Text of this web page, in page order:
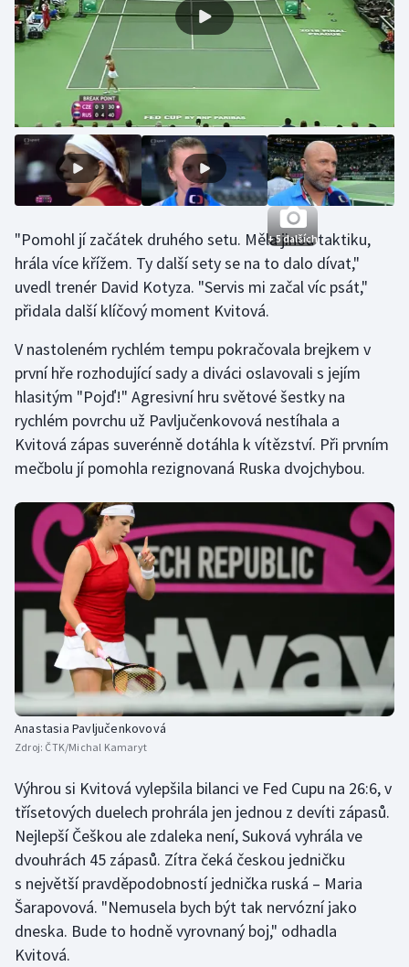
Rychlostní kanoistika
Short track
Sportovní střelba
Stolní tenis
Triatlon
Veslování
Vodní slalom
Ostatní
+ 5 dalších
"Pomohl jí začátek druhého setu. Měla jinou taktiku,
hrála více křížem. Ty další sety se na to dalo dívat,"
uvedl trenér David Kotyza. "Servis mi začal víc psát,"
přidala další klíčový moment Kvitová.
V nastoleném rychlém tempu pokračovala brejkem v
první hře rozhodující sady a diváci oslavovali s jejím
hlasitým "Pojď!" Agresivní hru světové šestky na
rychlém povrchu už Pavljučenkovová nestíhala a
Kvitová zápas suverénně dotáhla k vítězství. Při prvním
mečbolu jí pomohla rezignovaná Ruska dvojchybou.
Anastasia Pavljučenkovová
Zdroj: ČTK/Michal Kamaryt
Výhrou si Kvitová vylepšila bilanci ve Fed Cupu na 26:6, v
třísetových duelech prohrála jen jednou z devíti zápasů.
Nejlepší Češkou ale zdaleka není, Suková vyhrála ve
dvouhrách 45 zápasů. Zítra čeká českou jedničku
s největší pravděpodobností jednička ruská – Maria
Šarapovová. "Nemusela bych být tak nervózní jako
dneska. Bude to hodně vyrovnaný boj," odhadla
Kvitová.